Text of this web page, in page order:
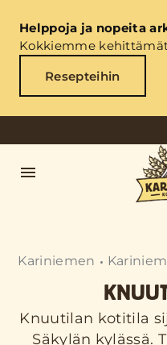
Helppoja ja nopeita
Kokkiemme
Resepteihin
Kariniemen
Knuutilan kotitila
Säkylän kylässä.